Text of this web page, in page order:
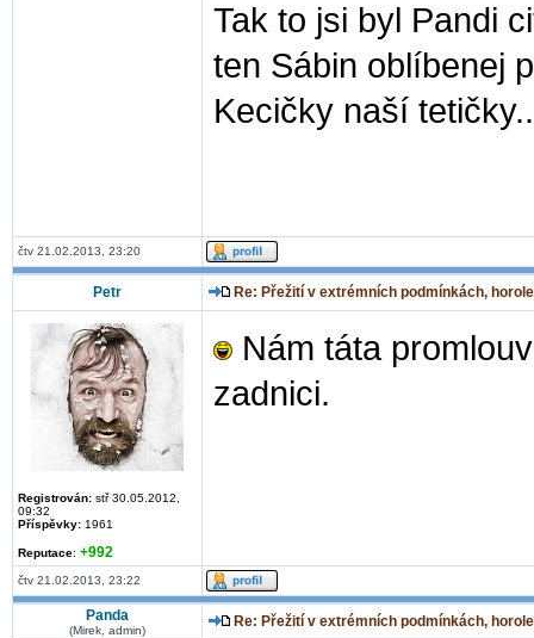
Tak to jsi byl Pandi
ten Sábin oblíbenej
Kecičky naší
čtv 21.02.2013, 23:20
Petr Re: Přežití v extrémních podmínkách,
Registrován: stř 30.05.2012,
09:32
Příspěvky: 1961
Reputace: +992
Nám táta
zadnici.
čtv 21.02.2013, 23:22
Panda
(Mirek, admin)
Re: Přežití v extrémních podmínkách,